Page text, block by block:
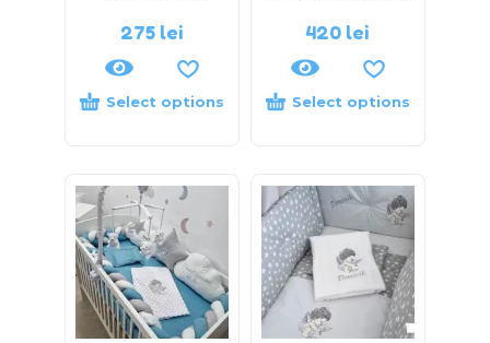
275 lei
Select options
420 lei
Select options